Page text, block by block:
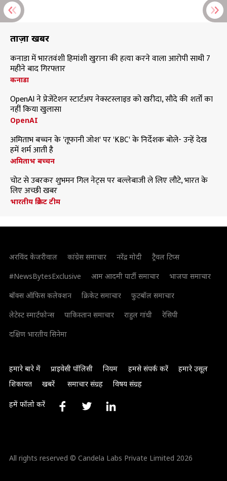
ताज़ा खबरें
कनाडा में भारतवंशी हिमांशी खुराना की हत्या करने वाला आरोपी साथी 7
महीने बाद गिरफ्तार
कनाडा
OpenAI ने प्रेजेंटेशन स्टार्टअप नेक्स्टस्लाइड को खरीदा, सौदे की शर्तों का
नहीं किया खुलासा
OpenAI
अमिताभ बच्चन के 'तूफानी जोश' पर 'KBC' के निर्देशक बोले- उन्हें देख
हमें शर्म आती है
अमिताभ बच्चन
चोट से उबरकर शुभमन गिल नेट्स पर बल्लेबाजी ले लिए लौटे, भारत के
लिए अच्छी खबर
भारतीय क्रिकेट टीम
अरविंद केजरीवाल कांग्रेस समाचार नरेंद्र मोदी
ट्रैवल टिप्स
#NewsBytesExclusive
आम आदमी पार्टी समाचार
भाजपा समाचार
बॉक्स ऑफिस कलेक्शन
क्रिकेट समाचार
फुटबॉल समाचार
लेटेस्ट स्मार्टफोन्स
पाकिस्तान समाचार राहुल गांधी
रेसिपी
दक्षिण भारतीय सिनेमा
हमारे बारे में प्राइवेसी पॉलिसी नियम हमसे संपर्क करें
हमारे उसूल
शिकायत
खबरें समाचार संग्रह विषय संग्रह
हमें फॉलो करें
All rights reserved © Candela Labs Private Limited 2026